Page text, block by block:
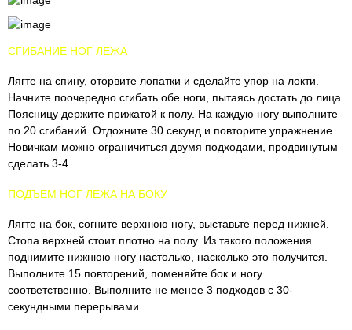
СГИБАНИЕ НОГ ЛЕЖА
Лягте на спину, оторвите лопатки и сделайте упор на локти.
Начните поочередно сгибать обе ноги, пытаясь достать до лица.
Поясницу держите прижатой к полу. На каждую ногу выполните
по 20 сгибаний. Отдохните 30 секунд и повторите упражнение.
Новичкам можно ограничиться двумя подходами, продвинутым
сделать 3-4.
ПОДЪЕМ НОГ ЛЕЖА НА БОКУ
Лягте на бок, согните верхнюю ногу, выставьте перед нижней.
Стопа верхней стоит плотно на полу. Из такого положения
поднимите нижнюю ногу настолько, насколько это получится.
Выполните 15 повторений, поменяйте бок и ногу
соответственно. Выполните не менее 3 подходов с 30-
секундными перерывами.